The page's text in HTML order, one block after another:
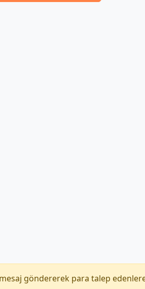
göndererek para talep